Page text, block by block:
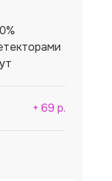
+ 69 р.